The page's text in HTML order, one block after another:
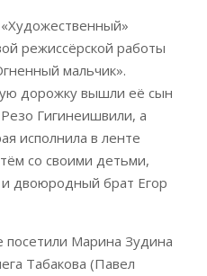
режиссёрской работы
мальчик».
дорожку вышли её сын
Гигинеишвили, а
исполнила в ленте
со своими детьми,
двоюродный брат Егор
Марина Зудина
Табакова (Павел